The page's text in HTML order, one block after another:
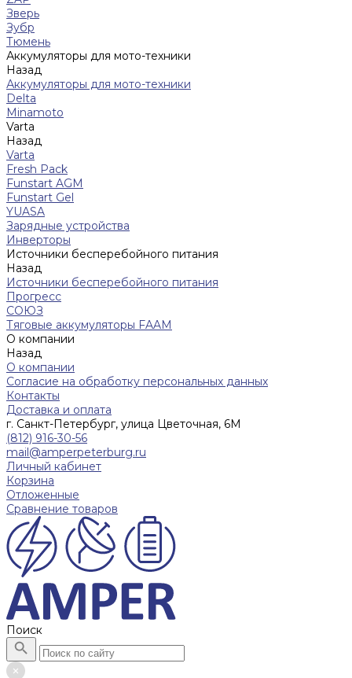
Зверь
Зубр
Тюмень
Аккумуляторы для мото-техники
Назад
Аккумуляторы для мото-техники
Delta
Minamoto
Varta
Назад
Varta
Fresh Pack
Funstart AGM
Funstart Gel
YUASA
Зарядные устройства
Инверторы
Источники бесперебойного питания
Назад
Источники бесперебойного питания
Прогресс
СОЮЗ
Тяговые аккумуляторы FAAM
О компании
Назад
О компании
Согласие на обработку персональных данных
Контакты
Доставка и оплата
г. Санкт-Петербург, улица Цветочная, 6М
(812) 916-30-56
mail@amperpeterburg.ru
Личный кабинет
Корзина
Отложенные
Сравнение товаров
Поиск